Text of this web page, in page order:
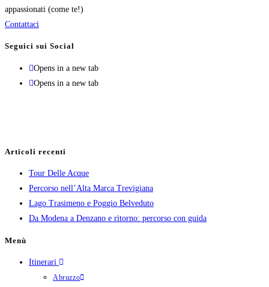
appassionati (come te!)
Contattaci
Seguici sui Social
Opens in a new tab
Opens in a new tab
Articoli recenti
Tour Delle Acque
Percorso nell’Alta Marca Trevigiana
Lago Trasimeno e Poggio Belveduto
Da Modena a Denzano e ritorno: percorso con guida
Menù
Itinerari
Abruzzo